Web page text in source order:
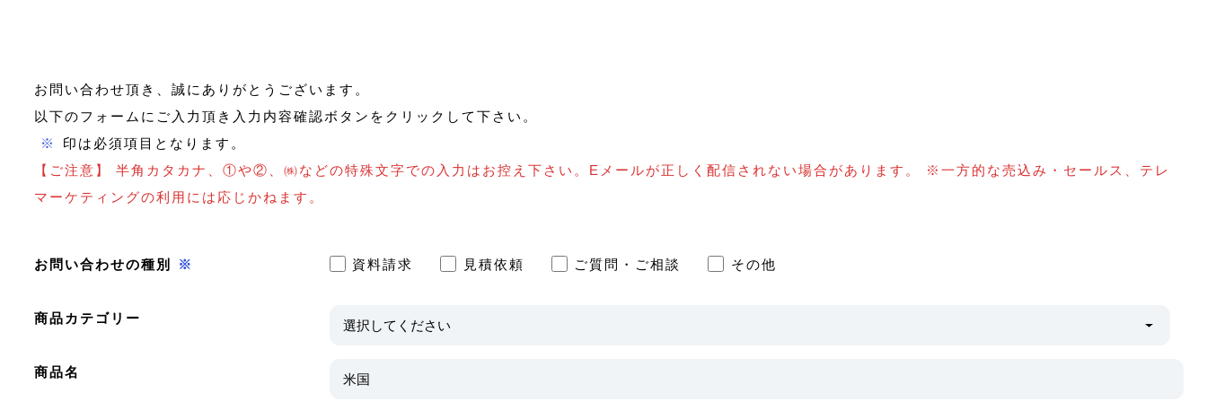
お問い合わせ頂き、誠にありがとうございます。
以下のフォームにご入力頂き入力内容確認ボタンをクリックして下さい。
※
印は必須項目となります。
【ご注意】 半角カタカナ、①や②、㈱などの特殊文字での入力はお控え下さい。Eメールが正しく配信されない場合があります。 ※一方的な売込み・セールス、テレ
マーケティングの利用には応じかねます。
お問い合わせの種別 ※ 資料請求 見積依頼 ご質問・ご相談 その他
商品カテゴリー
商品名